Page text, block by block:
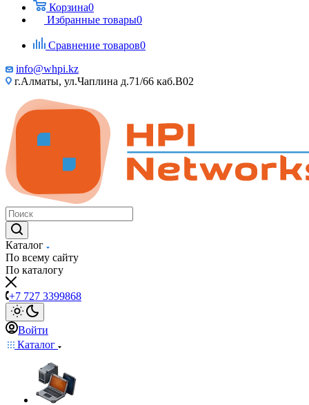
Корзина0
Избранные товары0
Сравнение товаров0
info@whpi.kz
г.Алматы, ул.Чаплина д.71/66 каб.B02
Каталог
По всему сайту
По каталогу
+7 727 3399868
Войти
Каталог